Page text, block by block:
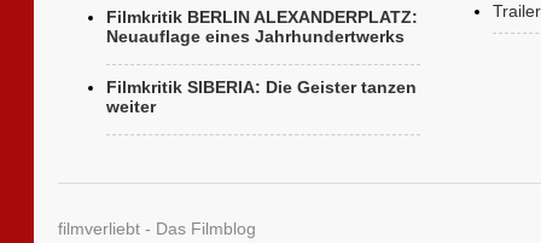
Filmkritik BERLIN ALEXANDERPLATZ:
Neuauflage eines Jahrhundertwerks
Filmkritik SIBERIA: Die Geister tanzen
weiter
Trailer
filmverliebt - Das Filmblog